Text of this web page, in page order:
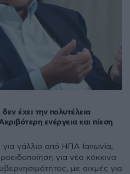
έχει την πολυτέλεια
ενέργεια και πίεση
γάλλιο από ΗΠΑ Ιαπωνία,
για νέα κόκκινα
με αιχμές για